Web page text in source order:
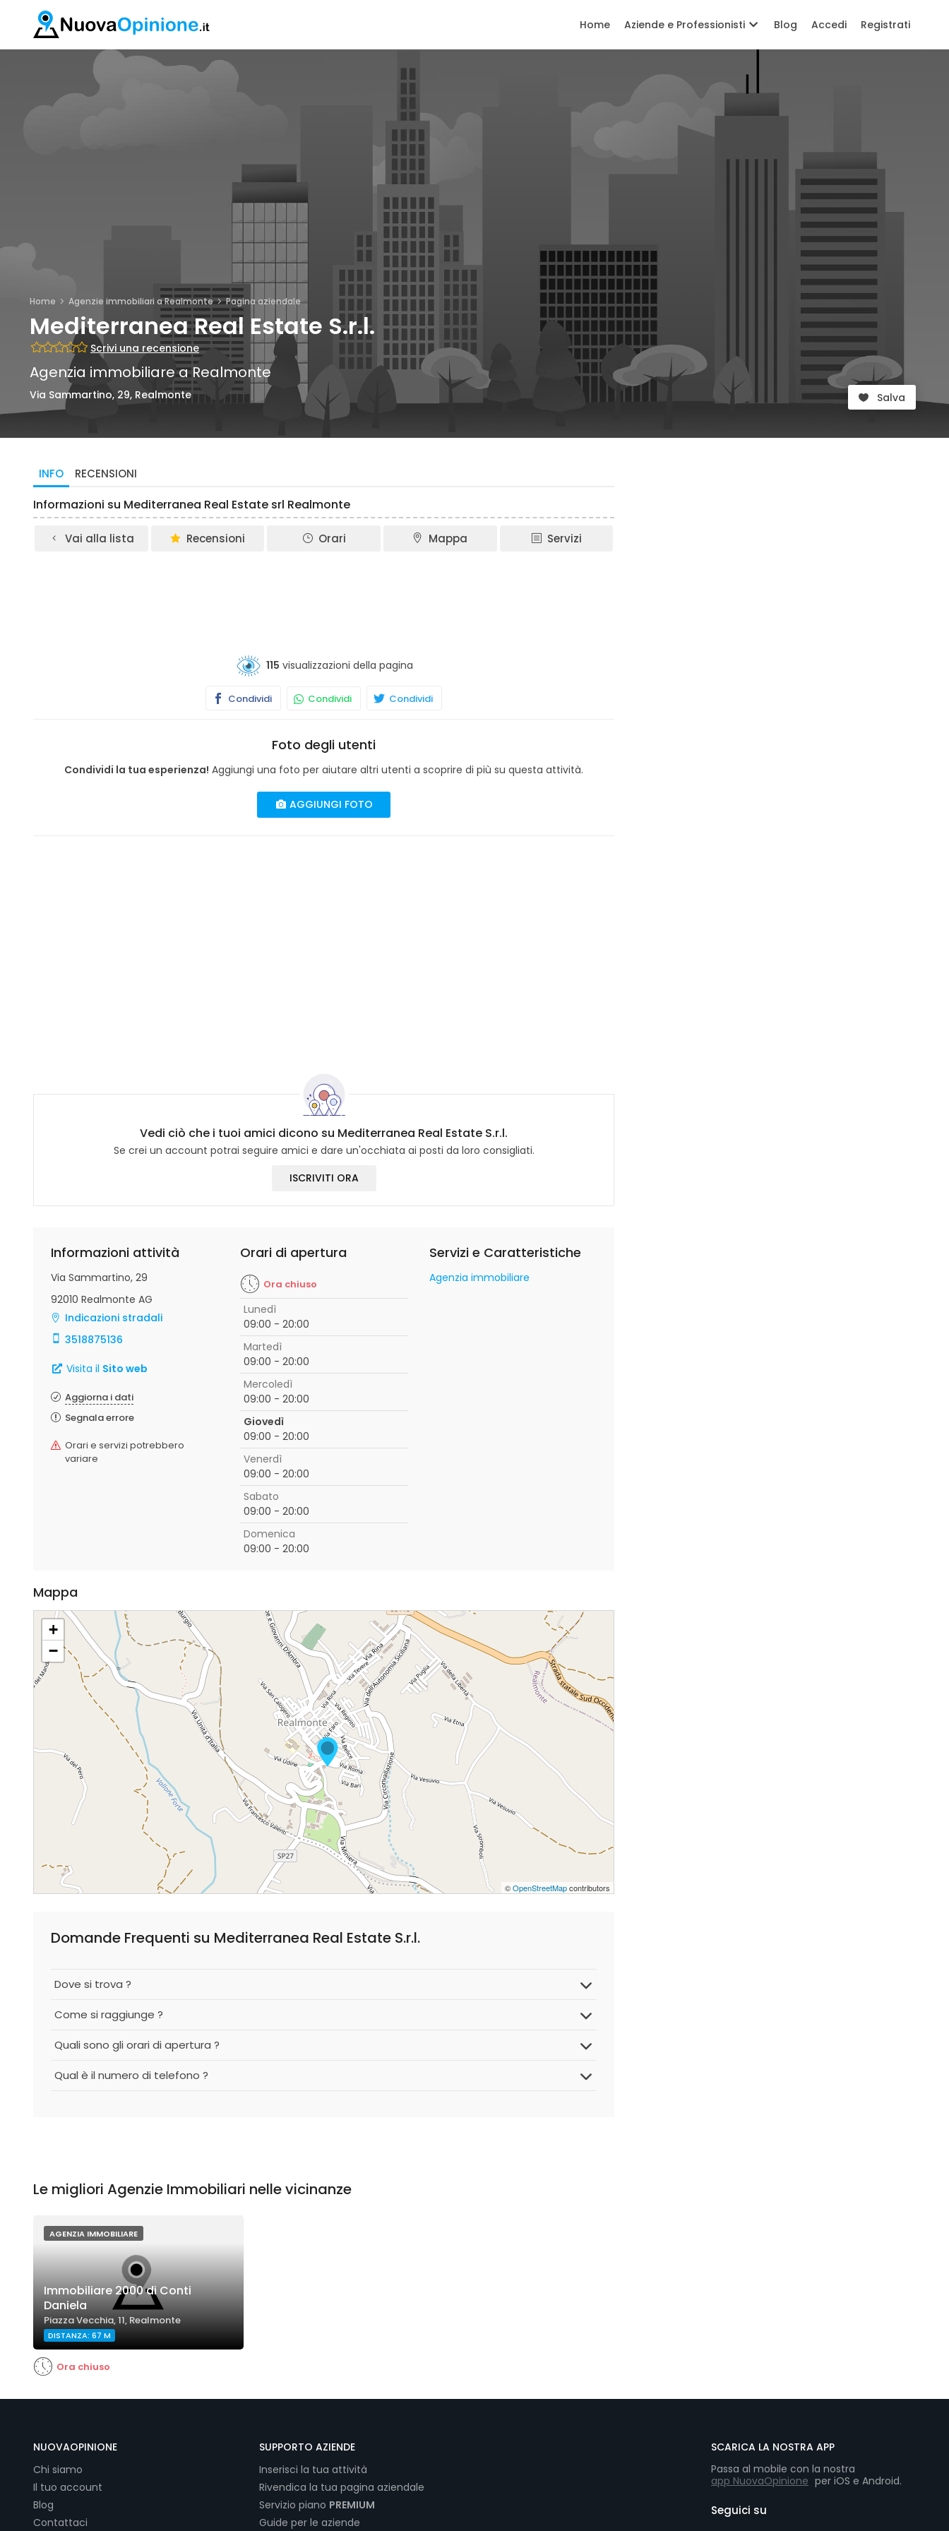
Home Aziende e Professionisti Blog Accedi Registrati
Home Agenzie immobiliari a Realmonte Pagina aziendale
Mediterranea Real Estate S.r.l.
Scrivi una recensione
Agenzia immobiliare a Realmonte
Via Sammartino, 29, Realmonte Salva
INFO RECENSIONI
Informazioni su Mediterranea Real Estate srl Realmonte
Vai alla lista Recensioni Orari Mappa Servizi
115 visualizzazioni della pagina
Condividi Condividi Condividi
Foto degli utenti
Condividi la tua esperienza! Aggiungi una foto per aiutare altri utenti a scoprire di più su questa attività.
AGGIUNGI FOTO
Vedi ciò che i tuoi amici dicono su Mediterranea Real Estate S.r.l.
Se crei un account potrai seguire amici e dare un'occhiata ai posti da loro consigliati.
ISCRIVITI ORA
Informazioni attività
Via Sammartino, 29
92010 Realmonte AG
Indicazioni stradali
3518875136
Visita il Sito web
Aggiorna i dati
Segnala errore
Orari e servizi potrebbero
variare
Orari di apertura
Ora chiuso
Lunedì
09:00 - 20:00
Martedì
09:00 - 20:00
Mercoledì
09:00 - 20:00
Giovedì
09:00 - 20:00
Venerdì
09:00 - 20:00
Sabato
09:00 - 20:00
Domenica
09:00 - 20:00
Servizi e Caratteristiche
Agenzia immobiliare
Mappa
+
−
©OpenStreetMapcontributors
Domande Frequenti su Mediterranea Real Estate S.r.l.
Dove si trova ?
Come si raggiunge ?
Quali sono gli orari di apertura ?
Qual è il numero di telefono ?
Le migliori Agenzie Immobiliari nelle vicinanze
AGENZIA IMMOBILIARE
Immobiliare 2000 di Conti
Daniela
Piazza Vecchia, 11, Realmonte
DISTANZA: 67 M
Ora chiuso
NUOVAOPINIONE
Chi siamo
Il tuo account
Blog
Contattaci
SUPPORTO AZIENDE
Inserisci la tua attività
Rivendica la tua pagina aziendale
Servizio piano PREMIUM
Guide per le aziende
SCARICA LA NOSTRA APP
Passa al mobile con la nostra
app NuovaOpinione per iOS e Android.
Seguici su